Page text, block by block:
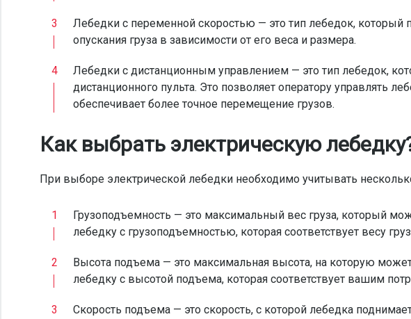
Лебедки с переменной скоростью — это тип лебедок, который
опускания груза в зависимости от его веса и размера.
Лебедки с дистанционным управлением — это тип лебедок,
дистанционного пульта. Это позволяет оператору управлять
обеспечивает более точное перемещение грузов.
Как выбрать электрическую
При выборе электрической лебедки необходимо учитывать
Грузоподъемность — это максимальный вес груза, который
лебедку с грузоподъемностью, которая соответствует весу
Высота подъема — это максимальная высота, на которую
лебедку с высотой подъема, которая соответствует вашим
Скорость подъема — это скорость, с которой лебедка